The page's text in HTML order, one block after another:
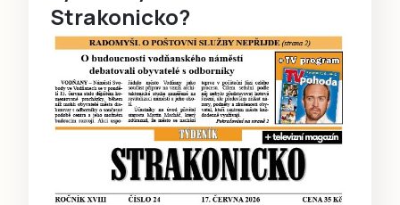
Strakonicko?